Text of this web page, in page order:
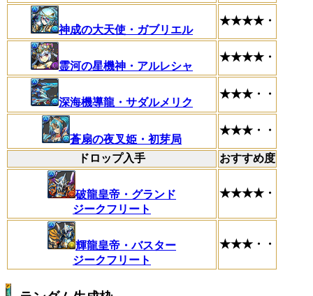
神成の大天使・ガブリエル
★★★★・
霊河の星機神・アルレシャ
★★★★・
深海機導龍・サダルメリク
★★★・・
蒼扇の夜叉姫・初芽局
★★★・・
ドロップ入手 おすすめ度
破龍皇帝・グランド
ジークフリート
★★★★・
輝龍皇帝・バスター
ジークフリート
★★★・・